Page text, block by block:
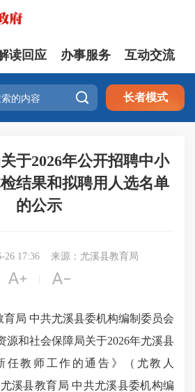
读回应 办事服务 互动交流
 长者模式
于2026年公开招聘中小
结果和拟聘用人选名单
的公示
26 17:36 来源：尤溪县教育局
 
局 中共尤溪县委机构编制委员会
源和社会保障局关于2026年尤溪县
任教师工作的通告》（尤教人
尤溪县教育局 中共尤溪县委机构编